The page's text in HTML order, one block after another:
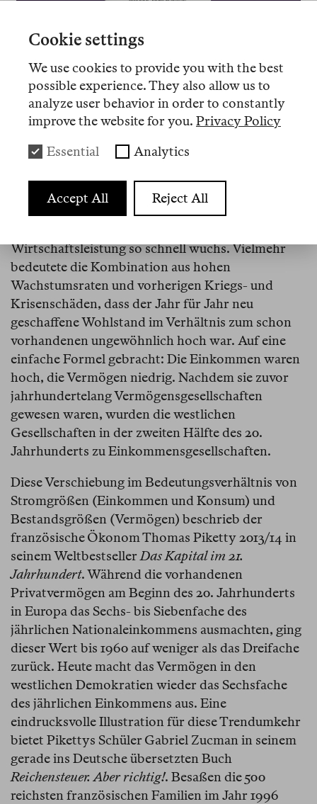
Auch abgedruckt im Berlin Review Reader 6
In einer historischen Ausnahmesituation befanden
sich in diesen Jahren auch die westlichen
Wirtschaftsleistung so schnell wuchs. Vielmehr
bedeutete die Kombination aus hohen
Wachstumsraten und vorherigen Kriegs- und
Krisenschäden, dass der Jahr für Jahr neu
geschaffene Wohlstand im Verhältnis zum schon
vorhandenen ungewöhnlich hoch war. Auf eine
einfache Formel gebracht: Die Einkommen waren
hoch, die Vermögen niedrig. Nachdem sie zuvor
jahrhundertelang Vermögensgesellschaften
gewesen waren, wurden die westlichen
Gesellschaften in der zweiten Hälfte des 20.
Jahrhunderts zu Einkommensgesellschaften.
Diese Verschiebung im Bedeutungsverhältnis von
Stromgrößen (Einkommen und Konsum) und
Bestandsgrößen (Vermögen) beschrieb der
französische Ökonom Thomas Piketty 2013/14 in
seinem Weltbestseller Das Kapital im 21.
Jahrhundert. Während die vorhandenen
Privatvermögen am Beginn des 20. Jahrhunderts
in Europa das Sechs- bis Siebenfache des
jährlichen Nationaleinkommens ausmachten, ging
dieser Wert bis 1960 auf weniger als das Dreifache
zurück. Heute macht das Vermögen in den
westlichen Demokratien wieder das Sechsfache
des jährlichen Einkommens aus. Eine
eindrucksvolle Illustration für diese Trendumkehr
bietet Pikettys Schüler Gabriel Zucman in seinem
gerade ins Deutsche übersetzten Buch
Reichensteuer. Aber richtig!. Besaßen die 500
reichsten französischen Familien im Jahr 1996
Cookie settings
We use cookies to provide you with the best
possible experience. They also allow us to
analyze user behavior in order to constantly
improve the website for you. Privacy Policy
Essential Analytics
Accept All Reject All